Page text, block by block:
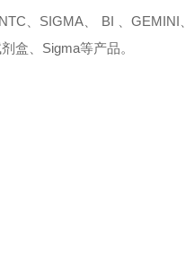
、SIGMA、 BI 、GEMINI、
盒 、Sigma等产品。